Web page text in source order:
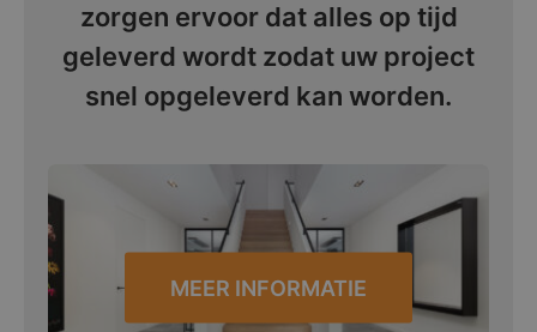
zorgen ervoor dat alles op tijd
geleverd wordt zodat uw project
snel opgeleverd kan worden.
MEER INFORMATIE